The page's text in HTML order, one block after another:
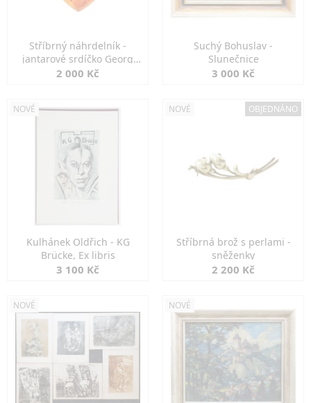
Stříbrný náhrdelník -
jantarové srdíčko Georg
Kramer
2 000 Kč
Suchý Bohuslav -
Slunečnice
3 000 Kč
NOVÉ
Kulhánek Oldřich - KG
Brücke, Ex libris
3 100 Kč
NOVÉ OBJEDNÁNO
Stříbrná brož s perlami -
sněženky
2 200 Kč
NOVÉ NOVÉ